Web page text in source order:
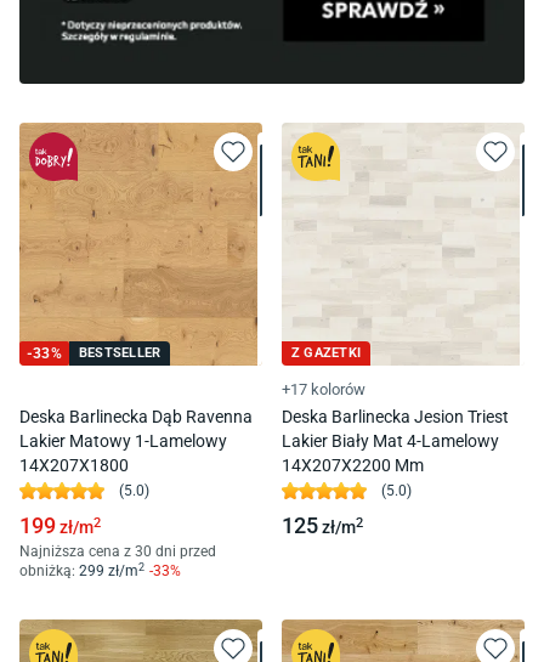
-33% BESTSELLER
Deska Barlinecka Dąb Ravenna
Lakier Matowy 1-Lamelowy
14X207X1800
(5.0)
199zł/m2
Najniższa cena z 30 dni przed
obniżką: 299 zł/m2 -33%
Z GAZETKI
+17 kolorów
Deska Barlinecka Jesion Triest
Lakier Biały Mat 4-Lamelowy
14X207X2200 Mm
(5.0)
125zł/m2